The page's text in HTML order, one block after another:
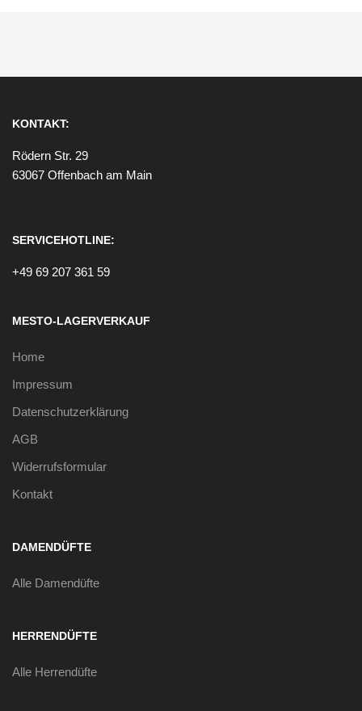
KONTAKT:
Rödern Str. 29
63067 Offenbach am Main
SERVICEHOTLINE:
+49 69 207 361 59
MESTO-LAGERVERKAUF
Home
Impressum
Datenschutzerklärung
AGB
Widerrufsformular
Kontakt
DAMENDÜFTE
Alle Damendüfte
HERRENDÜFTE
Alle Herrendüfte